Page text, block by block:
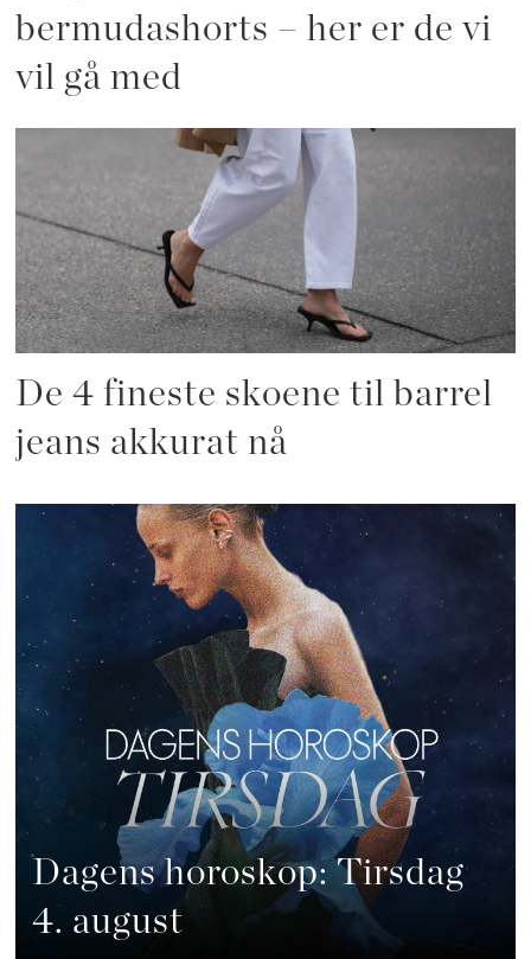
bermudashorts – her er de vi
vil gå med
De 4 fineste skoene til barrel
jeans akkurat nå
Dagens horoskop: Tirsdag
4. august